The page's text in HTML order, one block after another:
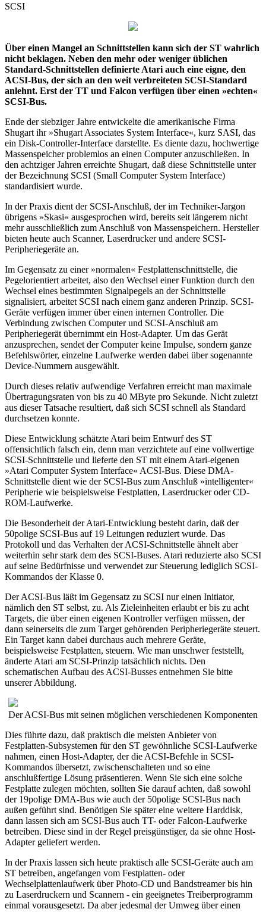
SCSI
Über einen Mangel an Schnittstellen kann sich der ST wahrlich
nicht beklagen. Neben den mehr oder weniger üblichen
Standard-Schnittstellen definierte Atari auch eine eigne, den
ACSI-Bus, der sich an den weit verbreiteten SCSI-Standard
anlehnt. Erst der TT und Falcon verfügen über einen »echten«
SCSI-Bus.
Ende der siebziger Jahre entwickelte die amerikanische Firma
Shugart ihr »Shugart Associates System Interface«, kurz SASI, das
ein Disk-Controller-Interface darstellte. Es diente dazu, hochwertige
Massenspeicher problemlos an einen Computer anzuschließen. In
den achtziger Jahren erreichte Shugart, daß diese Schnittstelle unter
der Bezeichnung SCSI (Small Computer System Interface)
standardisiert wurde.
In der Praxis dient der SCSI-Anschluß, der im Techniker-Jargon
übrigens »Skasi« ausgesprochen wird, bereits seit längerem nicht
mehr ausschließlich zum Anschluß von Massenspeichern. Hersteller
bieten heute auch Scanner, Laserdrucker und andere SCSI-
Peripheriegeräte an.
Im Gegensatz zu einer »normalen« Festplattenschnittstelle, die
Pegelorientiert arbeitet, also den Wechsel einer Funktion durch den
Wechsel eines bestimmten Signalpegels an der Schnittstelle
signalisiert, arbeitet SCSI nach einem ganz anderen Prinzip. SCSI-
Geräte verfügen immer über einen internen Controller. Die
Verbindung zwischen Computer und SCSI-Anschluß am
Peripheriegerät übernimmt ein Host-Adapter. Um das Gerät
anzusprechen, sendet der Computer keine Impulse, sondern ganze
Befehlswörter, einzelne Laufwerke werden dabei über sogenannte
Device-Nummern ausgewählt.
Durch dieses relativ aufwendige Verfahren erreicht man maximale
Übertragungsraten von bis zu 40 MByte pro Sekunde. Nicht zuletzt
aus dieser Tatsache resultiert, daß sich SCSI schnell als Standard
durchsetzen konnte.
Diese Entwicklung schätzte Atari beim Entwurf des ST
offensichtlich falsch ein, denn man verzichtete auf eine vollwertige
SCSI-Schnittstelle und lieferte den ST mit einem Atari-eigenen
»Atari Computer System Interface« ACSI-Bus. Diese DMA-
Schnittstelle dient wie der SCSI-Bus zum Anschluß »intelligenter«
Peripherie wie beispielsweise Festplatten, Laserdrucker oder CD-
ROM-Laufwerke.
Die Besonderheit der Atari-Entwicklung besteht darin, daß der
50polige SCSI-Bus auf 19 Leitungen reduziert wurde. Das
Protokoll und das Verhalten der ACSI-Schnittstelle ähnelt aber
weiterhin sehr stark dem des SCSI-Buses. Atari reduzierte also SCSI
auf seine Bedürfnisse und verwendet zur Steuerung lediglich SCSI-
Kommandos der Klasse 0.
Der ACSI-Bus läßt im Gegensatz zu SCSI nur einen Initiator,
nämlich den ST selbst, zu. Als Zieleinheiten erlaubt er bis zu acht
Targets, die über einen eigenen Kontroller verfügen müssen, der
dann seinerseits die zum Target gehörenden Peripheriegeräte steuert.
Ein Target kann dabei durchaus auch mehrere Geräte,
beispielsweise Festplatten, steuern. Wie man unschwer feststellt,
änderte Atari am SCSI-Prinzip tatsächlich nichts. Den
schematischen Aufbau des ACSI-Busses entnehmen Sie bitte
unserer Abbildung.
Der ACSI-Bus mit seinen möglichen verschiedenen Komponenten
Dies führte dazu, daß praktisch die meisten Anbieter von
Festplatten-Subsystemen für den ST gewöhnliche SCSI-Laufwerke
nahmen, einen Host-Adapter, der die ACSI-Befehle in SCSI-
Kommandos übersetzt, zwischenschalteten und so eine
anschlußfertige Lösung präsentieren. Wenn Sie sich eine solche
Festplatte zulegen möchten, sollten Sie darauf achten, daß sowohl
der 19polige DMA-Bus wie auch der 50polige SCSI-Bus nach
außen geführt sind. Benötigen Sie später eine weitere Harddisk,
dann lassen sich am SCSI-Bus auch TT- oder Falcon-Laufwerke
betreiben. Diese sind in der Regel preisgünstiger, da sie ohne Host-
Adapter geliefert werden.
In der Praxis lassen sich heute praktisch alle SCSI-Geräte auch am
ST betreiben, angefangen vom Festplatten- oder
Wechselplattenlaufwerk über Photo-CD und Bandstreamer bis hin
zu Laserdruckern und Scannern - ein geeignetes Treiberprogramm
einmal vorausgesetzt. Da aber jedesmal der Umweg über einen